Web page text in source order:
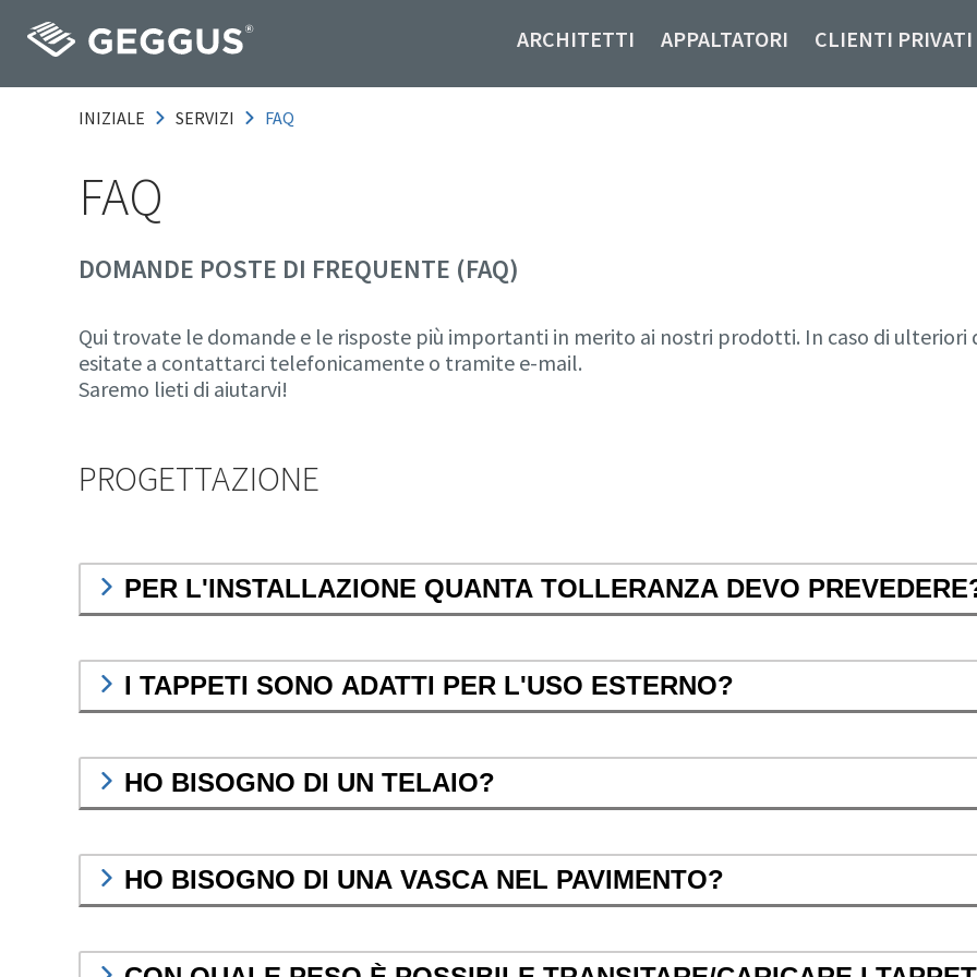
ARCHITETTI APPALTATORI CLIENTI PRIVATI
INIZIALE SERVIZI FAQ
FAQ
DOMANDE POSTE DI FREQUENTE (FAQ)
Qui trovate le domande e le risposte più importanti in merito ai nostri prodotti. In caso di ulteriori
esitate a contattarci telefonicamente o tramite e-mail.
Saremo lieti di aiutarvi!
PROGETTAZIONE
PER L'INSTALLAZIONE QUANTA TOLLERANZA DEVO
I TAPPETI SONO ADATTI PER L'USO ESTERNO?
HO BISOGNO DI UN TELAIO?
HO BISOGNO DI UNA VASCA NEL PAVIMENTO?